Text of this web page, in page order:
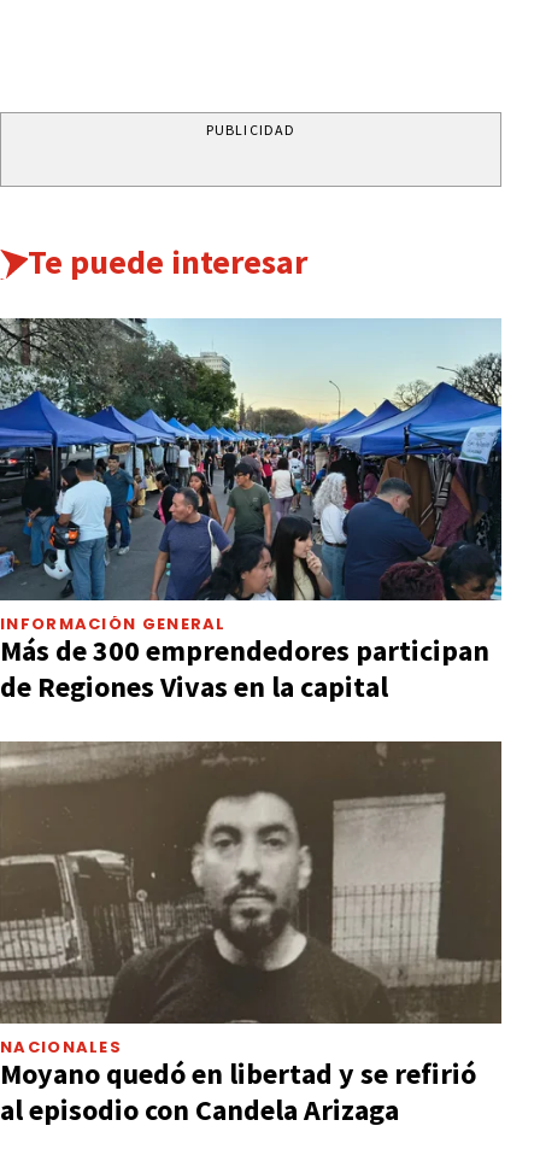
PUBLICIDAD
Te puede interesar
INFORMACIÓN GENERAL
Más de 300 emprendedores participan
de Regiones Vivas en la capital
NACIONALES
Moyano quedó en libertad y se refirió
al episodio con Candela Arizaga